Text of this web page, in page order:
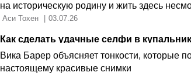
на историческую родину и жить здесь
03.07.26
Вика Барер объясняет тонкости, которые
настоящему красивые снимки